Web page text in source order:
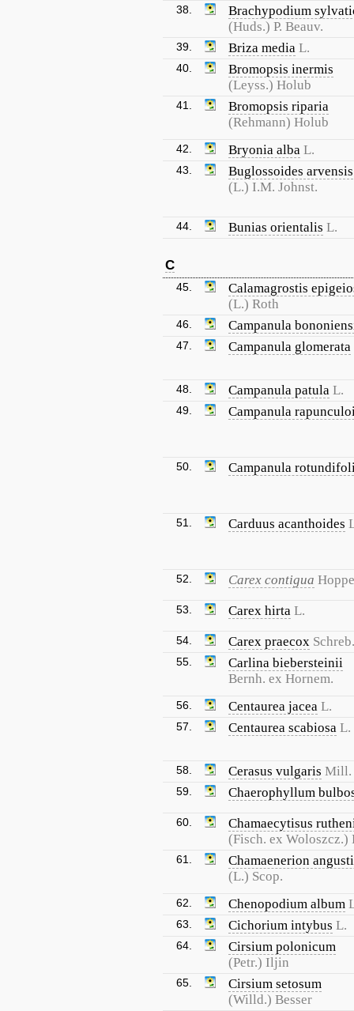
38.
Brachypodium
(Huds.) P. Beauv.
39. Briza media L.
40.
Bromopsis inermis
(Leyss.) Holub
41.
Bromopsis riparia
(Rehmann) Holub
42. Bryonia alba L.
43.
Buglossoides arvensis
(L.) I.M. Johnst.
44. Bunias orientalis L.
C
45.
Calamagrostis
(L.) Roth
46. Campanula
47. Campanula glomerata
48. Campanula patula L.
49. Campanula
50. Campanula
51. Carduus acanthoides
52. Carex contigua Hoppe
53. Carex hirta L.
54. Carex praecox Schreb.
55.
Carlina biebersteinii
Bernh. ex Hornem.
56. Centaurea jacea L.
57. Centaurea scabiosa L.
58. Cerasus vulgaris Mill.
59. Chaerophyllum
60.
Chamaecytisus
(Fisch. ex Woloszcz.)
61.
Chamaenerion
(L.) Scop.
62. Chenopodium album
63. Cichorium intybus L.
64.
Cirsium polonicum
(Petr.) Iljin
65.
Cirsium setosum
(Willd.) Besser